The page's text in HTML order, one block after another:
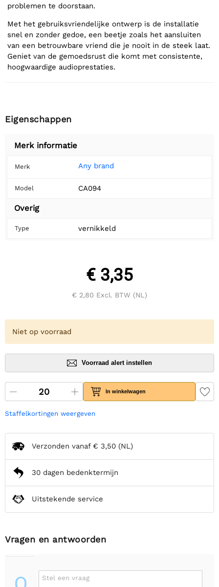
problemen te doorstaan.
Met het gebruiksvriendelijke ontwerp is de installatie
snel en zonder gedoe, een beetje zoals het aansluiten
van een betrouwbare vriend die je nooit in de steek laat.
Geniet van de gemoedsrust die komt met consistente,
hoogwaardige audioprestaties.
Eigenschappen
Merk informatie
Merk Any brand
Model CA094
Overig
Type vernikkeld
€ 3,35
€ 2,80 Excl. BTW (NL)
Niet op voorraad
Voorraad alert instellen
In winkelwagen
Staffelkortingen weergeven
Verzonden vanaf € 3,50 (NL)
30 dagen bedenktermijn
Uitstekende service
Vragen en antwoorden
Stel een vraag